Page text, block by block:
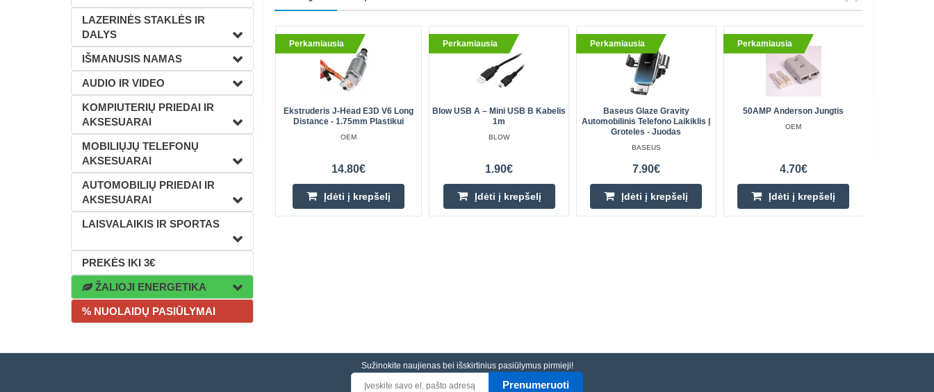
LAZERINĖS STAKLĖS IR
DALYS
IŠMANUSIS NAMAS
AUDIO IR VIDEO
KOMPIUTERIŲ PRIEDAI IR
AKSESUARAI
MOBILIŲJŲ TELEFONŲ
AKSESUARAI
AUTOMOBILIŲ PRIEDAI IR
AKSESUARAI
LAISVALAIKIS IR SPORTAS
PREKĖS IKI 3€
ŽALIOJI ENERGETIKA
% NUOLAIDŲ PASIŪLYMAI
Perkamiausia
Ekstruderis J-Head E3D V6 Long
Distance - 1.75mm Plastikui
OEM
14.80€
Įdėti į krepšelį
Perkamiausia
Blow USB A – Mini USB B Kabelis
1m
BLOW
1.90€
Įdėti į krepšelį
Perkamiausia
Baseus Glaze Gravity
Automobilinis Telefono Laikiklis Į
Groteles - Juodas
BASEUS
7.90€
Įdėti į krepšelį
Perkamiausia
50AMP Anderson Jungtis
OEM
4.70€
Įdėti į krepšelį
Sužinokite naujienas bei išskirtinius pasiūlymus pirmieji!
Prenumeruoti